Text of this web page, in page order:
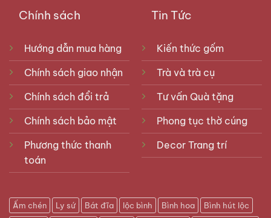
Chính sách
Hướng dẫn mua hàng
Chính sách giao nhận
Chính sách đổi trả
Chính sách bảo mật
Phương thức thanh
toán
Tin Tức
Kiến thức gốm
Trà và trà cụ
Tư vấn Quà tặng
Phong tục thờ cúng
Decor Trang trí
Ấm chén Ly sứ Bát đĩa lộc bình Bình hoa
Bình hút lộc